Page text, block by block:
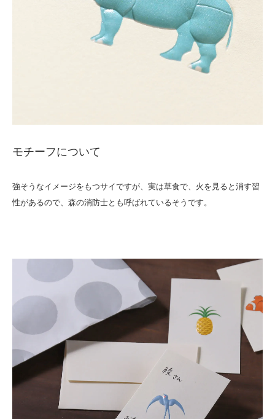
モチーフについて
強そうなイメージをもつサイですが、実は草食で、火を見ると消す習
性があるので、森の消防士とも呼ばれているそうです。